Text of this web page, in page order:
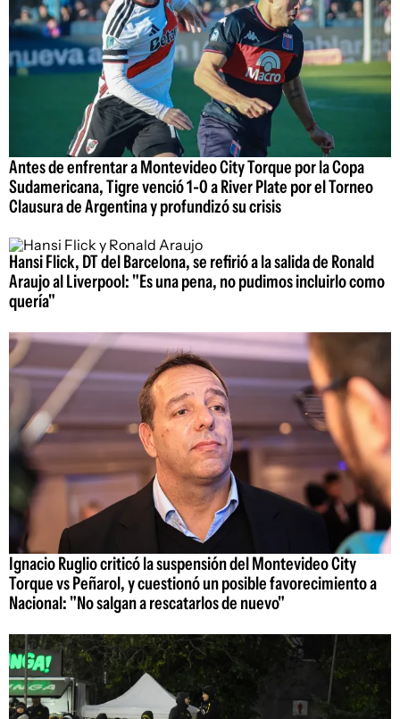
Antes de enfrentar a Montevideo City Torque por la Copa
Sudamericana, Tigre venció 1-0 a River Plate por el Torneo
Clausura de Argentina y profundizó su crisis
Hansi Flick, DT del Barcelona, se refirió a la salida de Ronald
Araujo al Liverpool: "Es una pena, no pudimos incluirlo como
quería"
Ignacio Ruglio criticó la suspensión del Montevideo City
Torque vs Peñarol, y cuestionó un posible favorecimiento a
Nacional: "No salgan a rescatarlos de nuevo"